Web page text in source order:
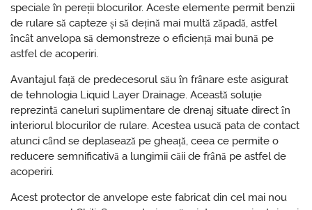
speciale în pereții blocurilor. Aceste elemente permit benzii
de rulare să capteze și să dețină mai multă zăpadă, astfel
încât anvelopa să demonstreze o eficiență mai bună pe
astfel de acoperiri.
Avantajul față de predecesorul său în frânare este asigurat
de tehnologia Liquid Layer Drainage. Această soluție
reprezintă caneluri suplimentare de drenaj situate direct în
interiorul blocurilor de rulare. Acestea usucă pata de contact
atunci când se deplasează pe gheață, ceea ce permite o
reducere semnificativă a lungimii căii de frână pe astfel de
acoperiri.
Acest protector de anvelope este fabricat din cel mai nou